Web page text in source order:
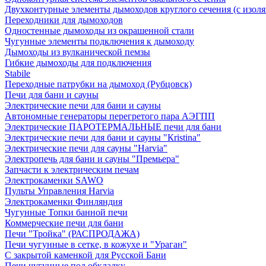
Двухконтурные элементы дымоходов круглого сечения (с
Переходники для дымоходов
Одностенные дымоходы из окрашенной стали
Чугунные элементы подключения к дымоходу
Дымоходы из вулканической пемзы
Гибкие дымоходы для подключения
Stabile
Переходные патрубки на дымоход (Рубцовск)
Печи для бани и сауны
Электрические печи для бани и сауны
Автономные генераторы перегретого пара АЭГПП
Электрические ПАРОТЕРМАЛЬНЫЕ печи для бани
Электрические печи для бани и сауны "Кristina"
Электрические печи для сауны "Harvia"
Электропечь для бани и сауны "Премьера"
Запчасти к электрическим печам
Электрокаменки SAWO
Пульты Управления Harvia
Электрокаменки Финляндия
Чугунные Топки банной печи
Коммерческие печи для бани
Печи "Тройка" (РАСПРОДАЖА)
Печи чугунные в сетке, в кожухе и "Ураган"
С закрытой каменкой для Русской Бани